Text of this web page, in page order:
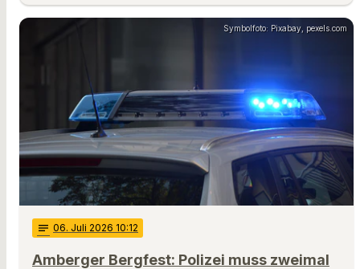
Symbolfoto: Pixabay, pexels.com
notes 06. Juli 2026 10:12
Amberger Bergfest: Polizei muss zweimal